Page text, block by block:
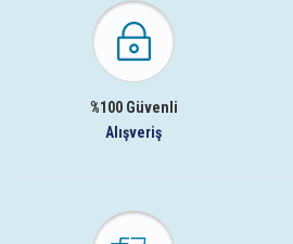
%100 Güvenli
Alışveriş